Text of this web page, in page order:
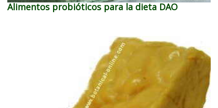
Alimentos probióticos para la dieta DAO